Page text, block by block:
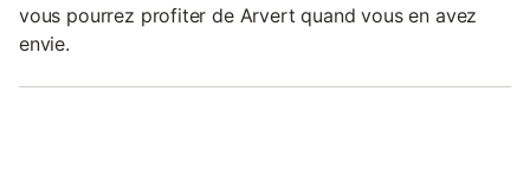
vous pourrez profiter de Arvert quand vous en avez
envie.